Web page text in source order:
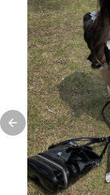
Previous slide